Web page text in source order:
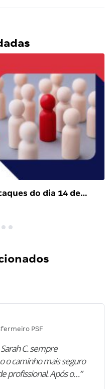
do dia 14 de…
PSF
C. sempre
o caminho mais seguro
profissional. Após o…”